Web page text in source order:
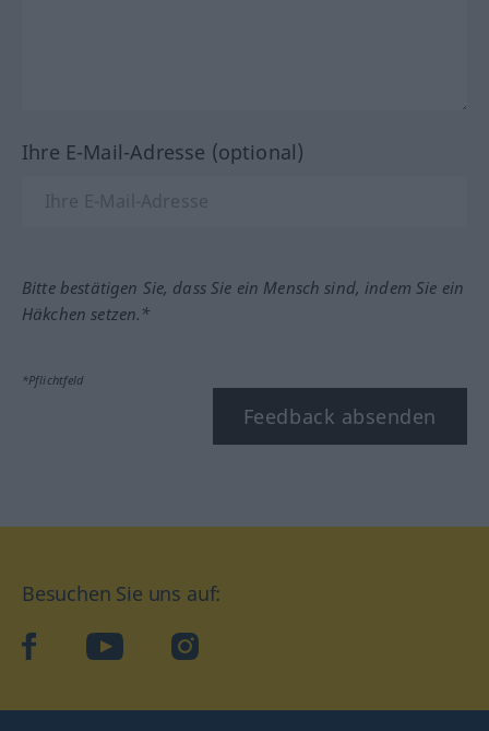
Ihre E-Mail-Adresse (optional)
Bitte bestätigen Sie, dass Sie ein Mensch sind, indem Sie ein
Häkchen setzen.*
*Pflichtfeld
Feedback absenden
Besuchen Sie uns auf:
facebookYouTube Instagram